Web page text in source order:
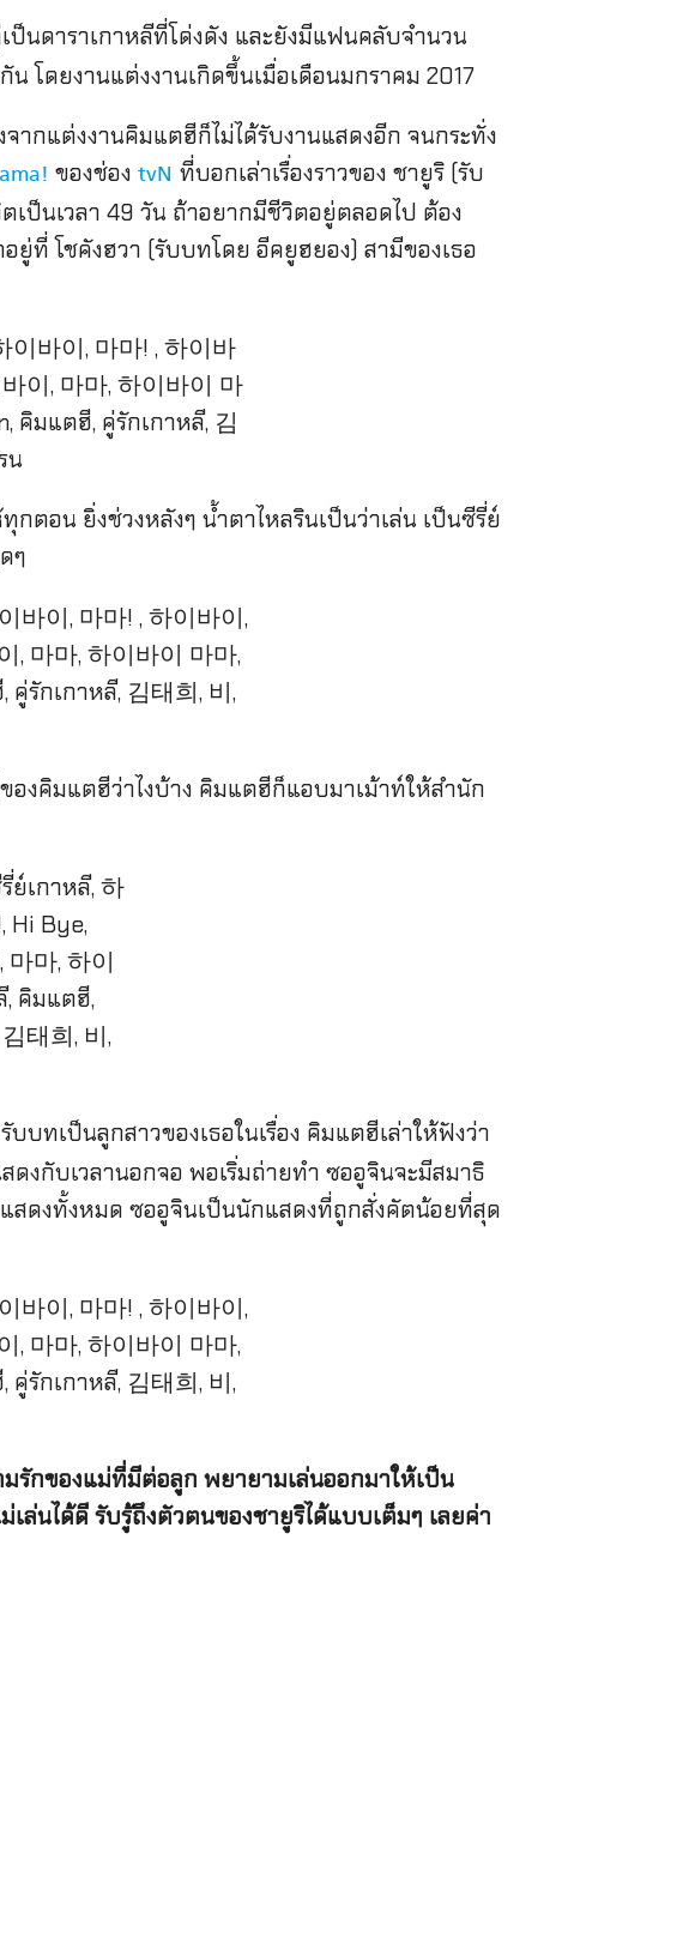
นดาราเกาหลีที่โด่งดัง และยังมีแฟนคลับจำนวน
โดยงานแต่งงานเกิดขึ้นเมื่อเดือนมกราคม 2017
กแต่งงานคิมแตฮีก็ไม่ได้รับงานแสดงอีก จนกระทั่ง
ของช่อง tvN ที่บอกเล่าเรื่องราวของ ชายูริ (รับ
ป็นเวลา 49 วัน ถ้าอยากมีชีวิตอยู่ตลอดไป ต้อง
ที่ โชคังฮวา (รับบทโดย อีคยูฮยอง) สามีของเธอ
กตอน ยิ่งช่วงหลังๆ น้ำตาไหลรินเป็นว่าเล่น เป็นซีรี่ย์
ๆ
องคิมแตฮีว่าไงบ้าง คิมแตฮีก็แอบมาเม้าท์ให้สำนัก
บทเป็นลูกสาวของเธอในเรื่อง คิมแตฮีเล่าให้ฟังว่า
งกับเวลานอกจอ พอเริ่มถ่ายทำ ซออูจินจะมีสมาธิ
สดงทั้งหมด ซออูจินเป็นนักแสดงที่ถูกสั่งคัตน้อยที่สุด
รักของแม่ที่มีต่อลูก พยายามเล่นออกมาให้เป็น
ล่นได้ดี รับรู้ถึงตัวตนของชายูริได้แบบเต็มๆ เลยค่า